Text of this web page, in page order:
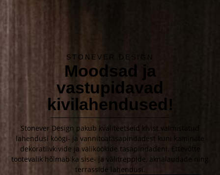
STONEVER DESIGN
Moodsad ja
vastupidavad
kivilahendused!
Stonever Design pakub kvaliteetseid kivist valmistatud
lahendusi köögi- ja vannitoatasapindadest kuni kaminate
dekoratiivkivide ja väliköökide tasapindadeni. Ettevõtte
tootevalik hõlmab ka sise- ja välitreppide, aknalaudade ning
terrasside lahendusi.